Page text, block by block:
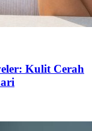
Kulit Cerah